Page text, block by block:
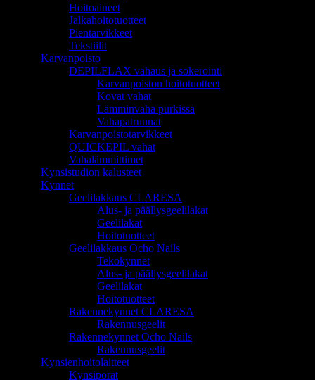
Hoitoaineet
Jalkahoitotuotteet
Pientarvikkeet
Tekstiilit
Karvanpoisto
DEPILFLAX vahaus ja sokerointi
Karvanpoiston hoitotuotteet
Kovat vahat
Lämminvaha purkissa
Vahapatruunat
Karvanpoistotarvikkeet
QUICKEPIL vahat
Vahalämmittimet
Kynsistudion kalusteet
Kynnet
Geelilakkaus CLARESA
Alus- ja päällysgeelilakat
Geelilakat
Hoitotuotteet
Geelilakkaus Ocho Nails
Tekokynnet
Alus- ja päällysgeelilakat
Geelilakat
Hoitotuotteet
Rakennekynnet CLARESA
Rakennusgeelit
Rakennekynnet Ocho Nails
Rakennusgeelit
Kynsienhoitolaitteet
Kynsiporat